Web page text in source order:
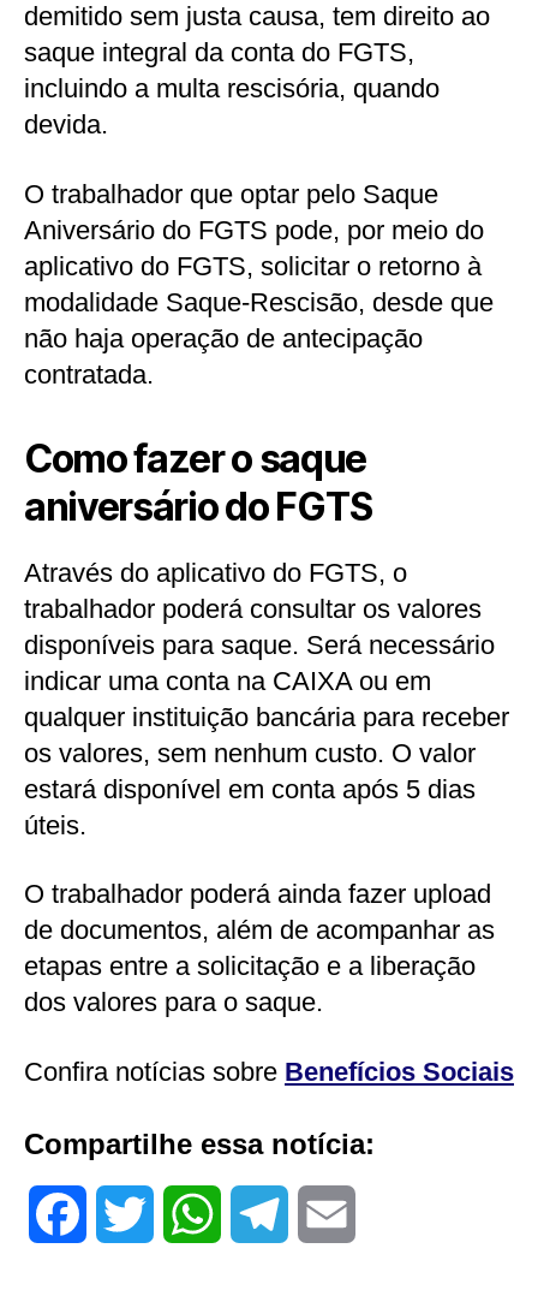
demitido sem justa causa, tem direito ao
saque integral da conta do FGTS,
incluindo a multa rescisória, quando
devida.
O trabalhador que optar pelo Saque
Aniversário do FGTS pode, por meio do
aplicativo do FGTS, solicitar o retorno à
modalidade Saque-Rescisão, desde que
não haja operação de antecipação
contratada.
Como fazer o saque
aniversário do FGTS
Através do aplicativo do FGTS, o
trabalhador poderá consultar os valores
disponíveis para saque. Será necessário
indicar uma conta na CAIXA ou em
qualquer instituição bancária para receber
os valores, sem nenhum custo. O valor
estará disponível em conta após 5 dias
úteis.
O trabalhador poderá ainda fazer upload
de documentos, além de acompanhar as
etapas entre a solicitação e a liberação
dos valores para o saque.
Confira notícias sobre Benefícios Sociais
Compartilhe essa notícia: